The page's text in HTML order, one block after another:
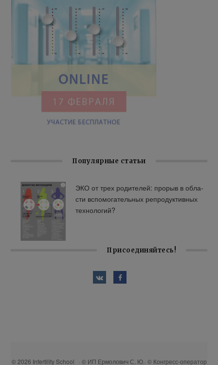
Популярные статьи
ЭКО от трех ро­ди­те­лей: про­рыв в об­ла­
сти вспо­мо­га­тель­ных ре­про­дук­тив­ных
тех­но­ло­гий?
Присоединяйтесь!
© 2026 Infertility School · © ИП Ермолович С. Ю.· © Конгресс-оператор